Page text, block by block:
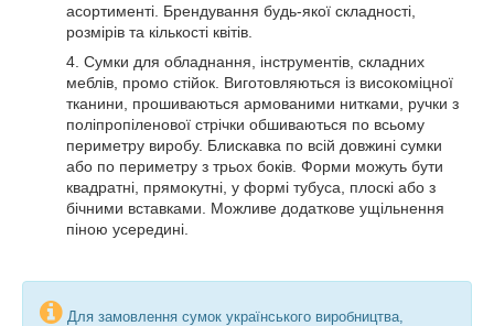
асортименті. Брендування будь-якої складності,
розмірів та кількості квітів.
4. Сумки для обладнання, інструментів, складних
меблів, промо стійок. Виготовляються із високоміцної
тканини, прошиваються армованими нитками, ручки з
поліпропіленової стрічки обшиваються по всьому
периметру виробу. Блискавка по всій довжині сумки
або по периметру з трьох боків. Форми можуть бути
квадратні, прямокутні, у формі тубуса, плоскі або з
бічними вставками. Можливе додаткове ущільнення
піною усередині.
Для замовлення сумок українського виробництва,